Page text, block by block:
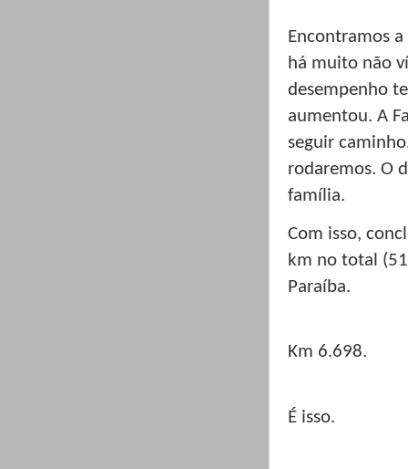
Encontramos
há muito não
desempenho
aumentou. A
seguir
rodaremos. O
família.
Com isso,
km no total
Paraíba.
Km 6.698.
É isso.